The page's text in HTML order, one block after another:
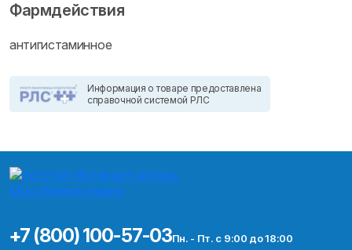
Фармдействия
антигистаминное
Информация о товаре предоставлена
справочной системой РЛС
+7 (800) 100-57-03Пн. - Пт. с 9:00 до 18:00